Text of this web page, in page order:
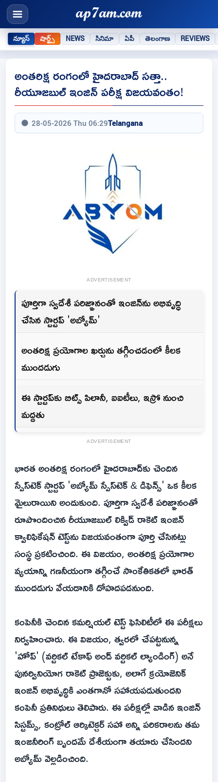
న్యూస్ షార్ట్స్ NEWS సినిమా ఏపీ తెలంగాణ REVIEWS
అంతరిక్ష రంగంలో హైదరాబాద్ సత్తా..
రీయూజబుల్ ఇంజిన్ పరీక్ష విజయవంతం!
28-05-2026 Thu 06:29Telangana
ADVERTISEMENT
పూర్తిగా స్వదేశీ పరిజ్ఞానంతో ఇంజిన్‌ను అభివృద్ధి
చేసిన స్టార్టప్ 'అబ్యోమ్'
అంతరిక్ష ప్రయోగాల ఖర్చును తగ్గించడంలో కీలక
ముందడుగు
ఈ స్టార్టప్‌కు బిట్స్ పిలానీ, ఐఐటీలు, ఇస్రో నుంచి
మద్దతు
ADVERTISEMENT
భారత అంతరిక్ష రంగంలో హైదరాబాద్‌కు చెందిన
స్పేస్‌టెక్ స్టార్టప్ 'అబ్యోమ్ స్పేస్‌టెక్ & డిఫెన్స్' ఒక కీలక
మైలురాయిని అందుకుంది. పూర్తిగా స్వదేశీ పరిజ్ఞానంతో
రూపొందించిన రీయూజబుల్ లిక్విడ్ రాకెట్ ఇంజిన్
క్వాలిఫికేషన్ టెస్ట్‌ను విజయవంతంగా పూర్తి చేసినట్లు
సంస్థ ప్రకటించింది. ఈ విజయం, అంతరిక్ష ప్రయోగాల
వ్యయాన్ని గణనీయంగా తగ్గించే సాంకేతికతలో భారత్
ముందడుగు వేయడానికి దోహదపడనుంది.
కంపెనీకి చెందిన కమర్షియల్ టెస్ట్ ఫెసిలిటీలో ఈ పరీక్షలు
నిర్వహించారు. ఈ విజయం, త్వరలో చేపట్టనున్న
'హోప్' (వర్టికల్ టేకాఫ్ అండ్ వర్టికల్ ల్యాండింగ్) అనే
పునర్వినియోగ రాకెట్ ప్రాజెక్టుకు, అలాగే క్రయోజెనిక్
ఇంజిన్ అభివృద్ధికి ఎంతగానో సహాయపడుతుందని
కంపెనీ ప్రతినిధులు తెలిపారు. ఈ పరీక్షల్లో వాడిన ఇంజిన్
సిస్టమ్స్, కంట్రోల్ ఆర్కిటెక్చర్ సహా అన్ని పరికరాలను తమ
ఇంజనీరింగ్ బృందమే దేశీయంగా తయారు చేసిందని
అబ్యోమ్ వెల్లడించింది.